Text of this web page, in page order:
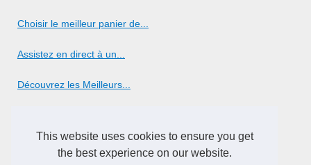
This website uses cookies to ensure you get
the best experience on our website.
Choisir le meilleur panier de...
Assistez en direct à un...
Découvrez les Meilleurs...
Blog